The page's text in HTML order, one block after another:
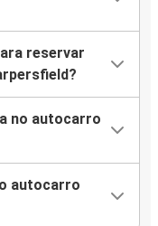
reservar
no autocarro
autocarro